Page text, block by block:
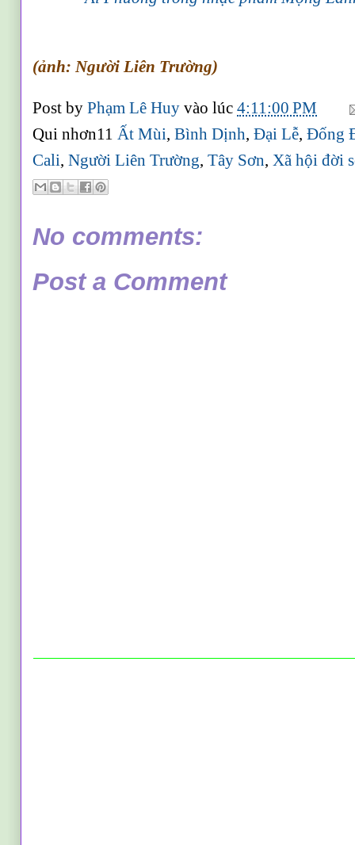
(ảnh: Người Liên Trường)
Post byPhạm Lê Huyvào lúc4:11:00 PM
Qui nhơn11Ất Mùi,Bình Dịnh,Đại Lễ,Đống
Cali,Người Liên Trường,Tây Sơn,Xã hội đời
No comments:
Post a Comment